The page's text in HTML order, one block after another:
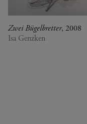
Zwei Bügelbretter, 2008
Isa Genzken